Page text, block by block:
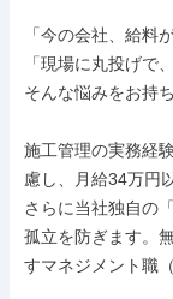
「今の会社、給料
「現場に丸投げで
そんな悩みをお持
施工管理の実務経
慮し、月給34万円
さらに当社独自の
孤立を防ぎます。
すマネジメント職